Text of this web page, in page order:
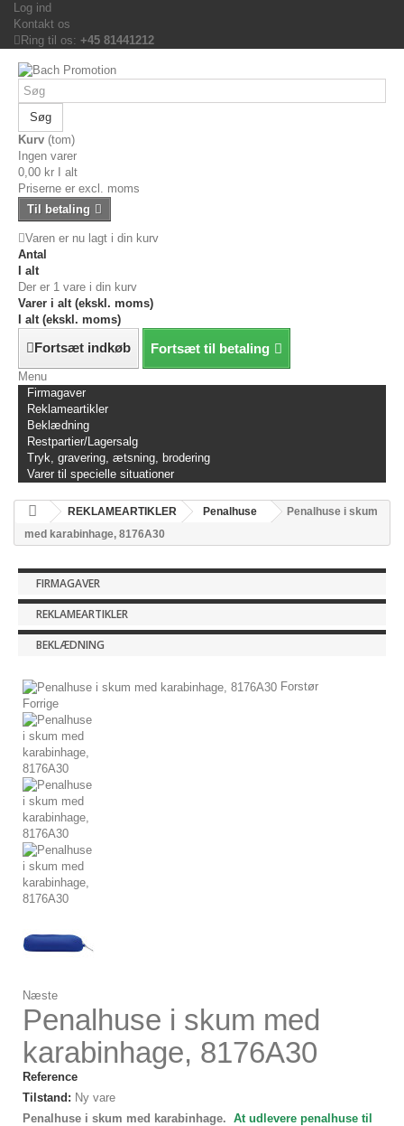
Log ind
Kontakt os
Ring til os: +45 81441212
Søg
Kurv (tom)
Ingen varer
0,00 kr
I alt
Priserne er excl. moms
Til betaling
Varen er nu lagt i din kurv
Antal
I alt
Der er 1 vare i din kurv
Varer i alt (ekskl. moms)
I alt (ekskl. moms)
Fortsæt indkøb Fortsæt til betaling
Menu
Firmagaver
Reklameartikler
Beklædning
Restpartier/Lagersalg
Tryk, gravering, ætsning, brodering
Varer til specielle situationer
REKLAMEARTIKLER Penalhuse
Penalhuse i skum
med karabinhage, 8176A30
FIRMAGAVER
REKLAMEARTIKLER
BEKLÆDNING
Forstør
Forrige
Næste
Penalhuse i skum med
karabinhage, 8176A30
Reference
Tilstand: Ny vare
Penalhuse i skum med karabinhage. At udlevere penalhuse til